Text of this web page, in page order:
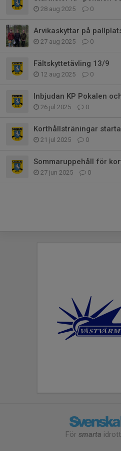
28 aug 2025 0
Arvikaskyttar på
27 aug 2025 0
Fältskyttetävling 13/9
12 aug 2025 0
26 jul 2025 0
21 jul 2025 0
Sommaruppehåll för
27 jun 2025 0
För smarta